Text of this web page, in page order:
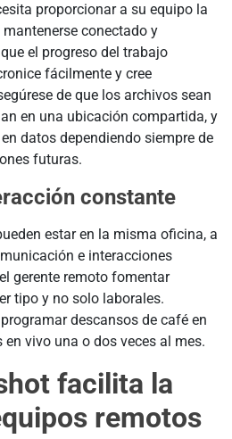
proporcionar a su equipo la
conectado y
el progreso del trabajo
fácilmente y cree
de que los archivos sean
en una ubicación compartida, y
datos dependiendo siempre de
futuras.
constante
estar en la misma oficina, a
e interacciones
gerente remoto fomentar
tipo y no solo laborales.
descansos de café en
vivo una o dos veces al mes.
facilita la
remotos